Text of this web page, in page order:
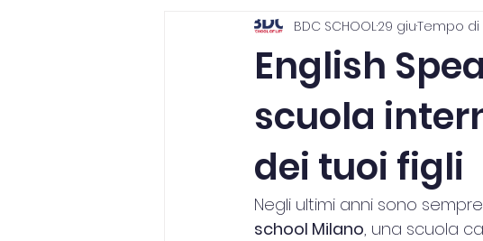
English
scuola
dei tuoi figli
BDC SCHOOL29 giuTempo di
Negli ultimi anni sono
school Milano, una scuola